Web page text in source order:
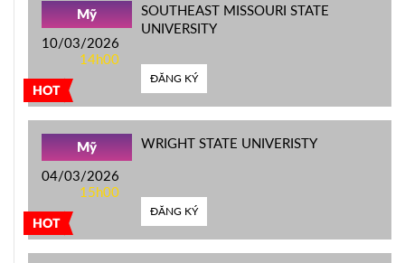
HOT
Mỹ
10/03/2026
14h00
SOUTHEAST MISSOURI STATE
UNIVERSITY
ĐĂNG KÝ
HOT
Mỹ
04/03/2026
15h00
WRIGHT STATE UNIVERISTY
ĐĂNG KÝ